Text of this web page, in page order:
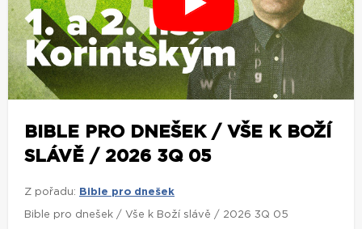
BIBLE PRO DNEŠEK / VŠE K BOŽÍ
SLÁVĚ / 2026 3Q 05
Z pořadu: Bible pro dnešek
Bible pro dnešek / Vše k Boží slávě / 2026 3Q 05